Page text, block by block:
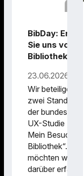
BibDay:
Sie uns von
23.06.2026
Wir beteiligen
zwei Standorten
der
UX-Studie
Mein Besuch in
Bibliothek“.
möchten wir
darüber